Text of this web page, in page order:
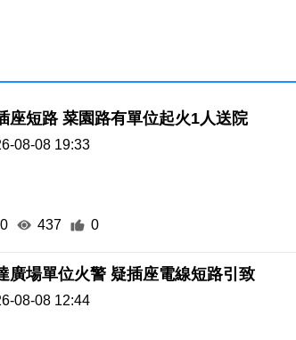
座短路 菜園路有單位起火1人送院
08-08 19:33
0 437 0
廣場單位火警 疑插座電線短路引致
08-08 12:44